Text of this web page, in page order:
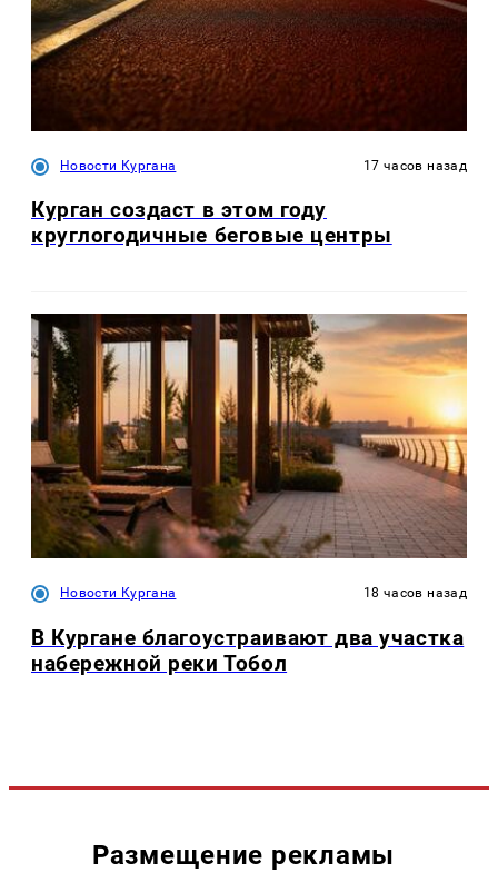
Новости Кургана 17 часов назад
Курган создаст в этом году
круглогодичные беговые центры
Новости Кургана 18 часов назад
В Кургане благоустраивают два участка
набережной реки Тобол
Размещение рекламы